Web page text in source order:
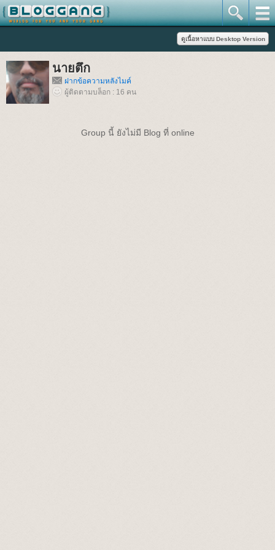
นายตึก
ฝากข้อความหลังไมค์
ผู้ติดตามบล็อก : 16 คน
Group นี้ ยังไม่มี Blog ที่ online